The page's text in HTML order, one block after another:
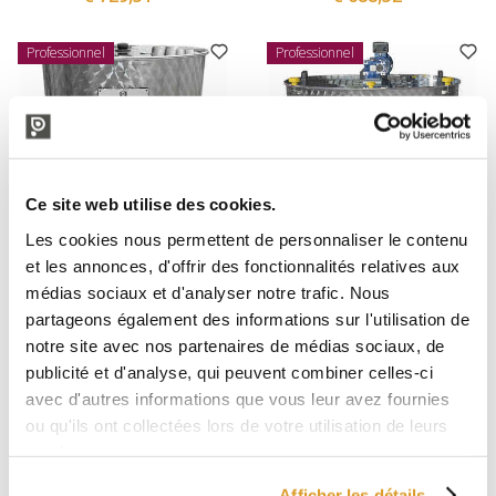
Ce site web utilise des cookies.
Les cookies nous permettent de personnaliser le contenu
et les annonces, d'offrir des fonctionnalités relatives aux
médias sociaux et d'analyser notre trafic. Nous
partageons également des informations sur l'utilisation de
notre site avec nos partenaires de médias sociaux, de
publicité et d'analyse, qui peuvent combiner celles-ci
avec d'autres informations que vous leur avez fournies
ou qu'ils ont collectées lors de votre utilisation de leurs
Professionnel
Polsinelli
Réservoir inox avec roues de
€ 643,44
Professionnel
Polsinelli
Réservoir motorisé en acier
inoxydable conique 10° 500 L
€ 1491,80
Professionnel Professionnel